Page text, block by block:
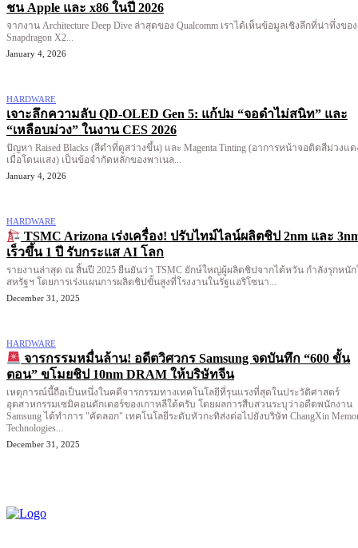
ชน Apple และ x86 ในปี 2026
จากงาน Architecture Deep Dive ล่าสุดของ Qualcomm เราได้เห็นข้อมูลเชิงลึกที่น่าทึ่งของ
Snapdragon X2...
January 4, 2026
HARDWARE
เจาะลึกความลับ QD-OLED Gen 5: แก้ปม “จอดำไม่สนิท” และ
“เหลือบม่วง” ในงาน CES 2026
ปัญหา Raised Blacks (สีดำที่ดูสว่างขึ้น) และ Magenta Tinting (อาการหน้าจอติดสีม่วงแด
เมื่อโดนแสง) เป็นข้อจำกัดหลักของพาเนล...
January 4, 2026
HARDWARE
TSMC Arizona เร่งเครื่อง! ปรับไทม์ไลน์ผลิตชิป 2nm และ
เร็วขึ้น 1 ปี รับกระแส AI โลก
รายงานล่าสุด ณ สิ้นปี 2025 ยืนยันว่า TSMC ยักษ์ใหญ่ผู้ผลิตชิปจากไต้หวัน กำลังรุกหนัก
สหรัฐฯ โดยการเร่งแผนการผลิตชิปขั้นสูงที่โรงงานในรัฐแอริโซนา...
December 31, 2025
HARDWARE
จารกรรมหมื่นล้าน! อดีตวิศวกร Samsung จดบันทึก “600 ขั้น
ตอน” ขโมยชิป 10nm DRAM ให้บริษัทจีน
เหตุการณ์นี้ถือเป็นหนึ่งในคดีจารกรรมทางเทคโนโลยีที่รุนแรงที่สุดในประวัติศาสตร์
อุตสาหกรรมเซมิคอนดักเตอร์ของเกาหลีใต้ครับ โดยผลการสืบสวนระบุว่าอดีตพนักงาน
Samsung ได้ทำการ "คัดลอก" เทคโนโลยีระดับหัวกะทิส่งต่อไปยังบริษัท ChangXin
Technologies...
December 31, 2025